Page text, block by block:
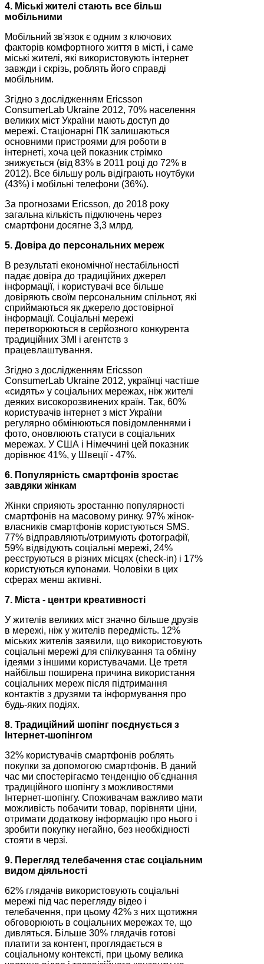
4. Міські жителі стають все більш
мобільними
Мобільний зв'язок є одним з ключових
факторів комфортного життя в місті, і саме
міські жителі, які використовують інтернет
завжди і скрізь, роблять його справді
мобільним.
Згідно з дослідженням Ericsson
ConsumerLab Ukraine 2012, 70% населення
великих міст України мають доступ до
мережі. Стаціонарні ПК залишаються
основними пристроями для роботи в
інтернеті, хоча цей показник стрімко
знижується (від 83% в 2011 році до 72% в
2012). Все більшу роль відіграють ноутбуки
(43%) і мобільні телефони (36%).
За прогнозами Ericsson, до 2018 року
загальна кількість підключень через
смартфони досягне 3,3 млрд.
5. Довіра до персональних мереж
В результаті економічної нестабільності
падає довіра до традиційних джерел
інформації, і користувачі все більше
довіряють своїм персональним спільнот, які
сприймаються як джерело достовірної
інформації. Соціальні мережі
перетворюються в серйозного конкурента
традиційних ЗМІ і агентств з
працевлаштування.
Згідно з дослідженням Ericsson
ConsumerLab Ukraine 2012, українці частіше
«сидять» у соціальних мережах, ніж жителі
деяких високорозвинених країн. Так, 60%
користувачів інтернет з міст України
регулярно обмінюються повідомленнями і
фото, оновлюють статуси в соціальних
мережах. У США і Німеччині цей показник
дорівнює 41%, у Швеції - 47%.
6. Популярність смартфонів зростає
завдяки жінкам
Жінки сприяють зростанню популярності
смартфонів на масовому ринку. 97% жінок-
власників смартфонів користуються SMS.
77% відправляють/отримують фотографії,
59% відвідують соціальні мережі, 24%
реєструються в різних місцях (check-in) і 17%
користуються купонами. Чоловіки в цих
сферах менш активні.
7. Міста - центри креативності
У жителів великих міст значно більше друзів
в мережі, ніж у жителів передмість. 12%
міських жителів заявили, що використовують
соціальні мережі для спілкування та обміну
ідеями з іншими користувачами. Це третя
найбільш поширена причина використання
соціальних мереж після підтримання
контактів з друзями та інформування про
будь-яких подіях.
8. Традиційний шопінг поєднується з
Інтернет-шопінгом
32% користувачів смартфонів роблять
покупки за допомогою смартфонів. В даний
час ми спостерігаємо тенденцію об'єднання
традиційного шопінгу з можливостями
Інтернет-шопінгу. Споживачам важливо мати
можливість побачити товар, порівняти ціни,
отримати додаткову інформацію про нього і
зробити покупку негайно, без необхідності
стояти в черзі.
9. Перегляд телебачення стає соціальним
видом діяльності
62% глядачів використовують соціальні
мережі під час перегляду відео і
телебачення, при цьому 42% з них щотижня
обговорюють в соціальних мережах те, що
дивляться. Більше 30% глядачів готові
платити за контент, проглядається в
соціальному контексті, при цьому велика